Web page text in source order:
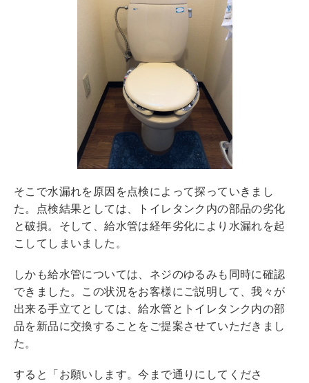
そこで水漏れを原因を点検によって探っていきまし
た。点検結果としては、トイレタンク内の部品の劣化
と破損。そして、給水管は経年劣化により水漏れを起
こしてしまいました。
しかも給水管については、ネジのゆるみも同時に確認
できました。この状況をお客様にご説明して、我々が
出来る手立てとしては、給水管とトイレタンク内の部
品を新品に交換することをご提案させていただきまし
た。
すると「お願いします。今まで通りにしてくださ